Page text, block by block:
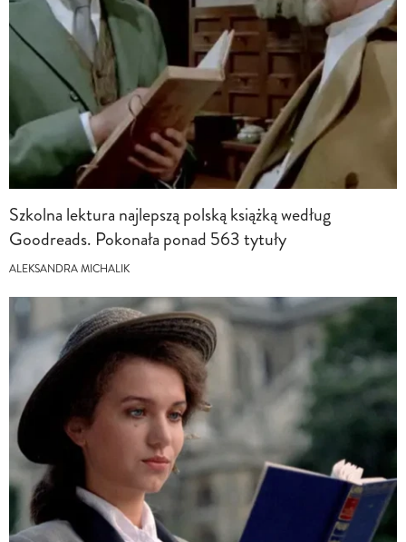
Szkolna lektura najlepszą polską książką według
Goodreads. Pokonała ponad 563 tytuły
ALEKSANDRA MICHALIK